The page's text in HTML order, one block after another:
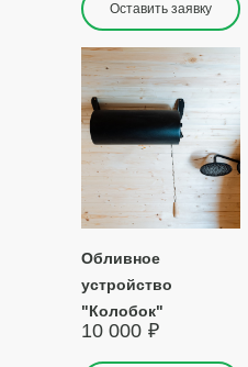
Оставить заявку
Обливное
устройство
"Колобок"
10 000 ₽